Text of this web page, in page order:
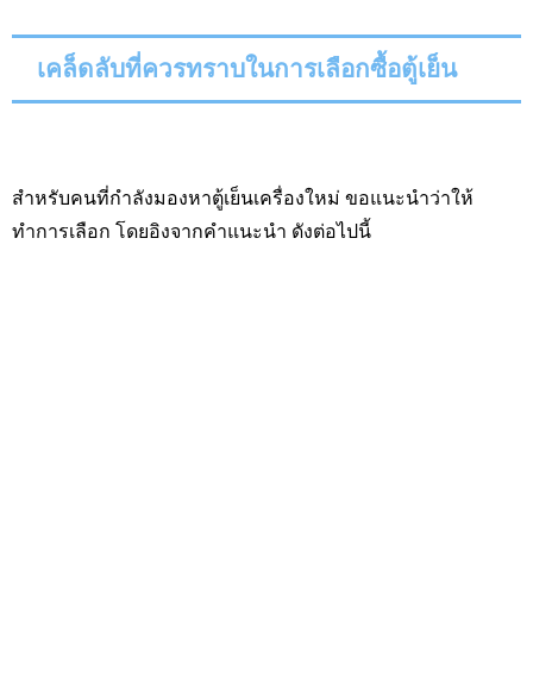
เคล็ดลับที่ควรทราบในการเลือกซื้อตู้เย็น
สำหรับคนที่กำลังมองหาตู้เย็นเครื่องใหม่ ขอแนะนำว่าให้
ทำการเลือก โดยอิงจากคำแนะนำ ดังต่อไปนี้